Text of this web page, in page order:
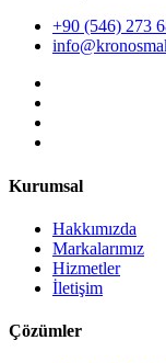
+90 (546) 273
Kurumsal
Hakkımızda
Markalarımız
Hizmetler
İletişim
Çözümler